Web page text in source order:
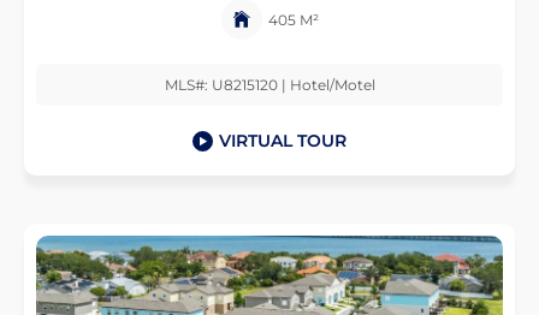
405 M²
MLS#: U8215120 | Hotel/Motel
VIRTUAL TOUR